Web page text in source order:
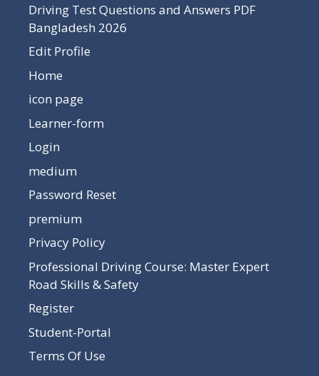
Driving Test Questions and Answers PDF
Bangladesh 2026
Edit Profile
Home
icon page
Learner-form
Login
medium
Password Reset
premium
Privacy Policy
Professional Driving Course: Master Expert
Road Skills & Safety
Register
Student-Portal
Terms Of Use